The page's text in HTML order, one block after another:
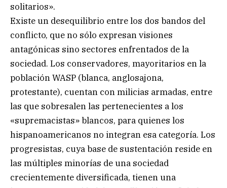
solitarios».
Existe un desequilibrio entre los dos bandos del
conflicto, que no sólo expresan visiones
antagónicas sino sectores enfrentados de la
sociedad. Los conservadores, mayoritarios en la
población WASP (blanca, anglosajona,
protestante), cuentan con milicias armadas, entre
las que sobresalen las pertenecientes a los
«supremacistas» blancos, para quienes los
hispanoamericanos no integran esa categoría. Los
progresistas, cuya base de sustentación reside en
las múltiples minorías de una sociedad
crecientemente diversificada, tienen una